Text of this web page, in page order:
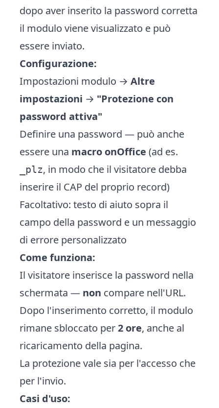
dopo aver inserito la password corretta
il modulo viene visualizzato e può
essere inviato.
Configurazione:
Impostazioni modulo → Altre
impostazioni → "Protezione con
password attiva"
Definire una password — può anche
essere una macro onOffice (ad es.
_plz, in modo che il visitatore debba
inserire il CAP del proprio record)
Facoltativo: testo di aiuto sopra il
campo della password e un messaggio
di errore personalizzato
Come funziona:
Il visitatore inserisce la password nella
schermata — non compare nell'URL.
Dopo l'inserimento corretto, il modulo
rimane sbloccato per2 ore, anche al
ricaricamento della pagina.
La protezione vale sia per l'accesso che
per l'invio.
Casi d'uso: